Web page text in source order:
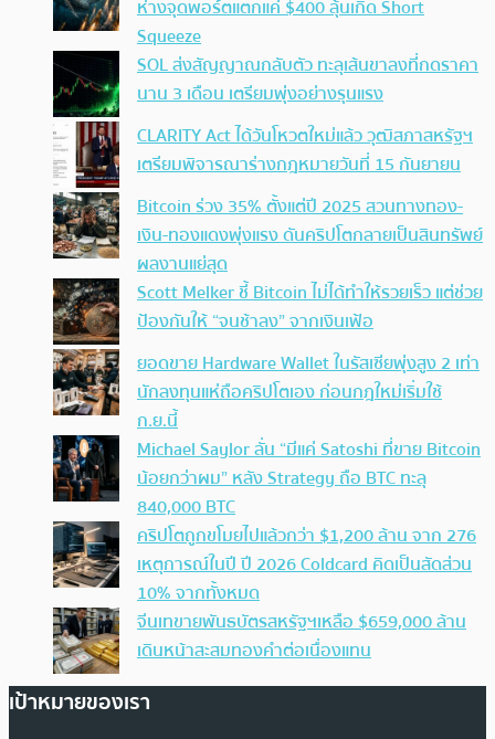
ห่างจุดพอร์ตแตกแค่ $400 ลุ้นเกิด Short
Squeeze
SOL ส่งสัญญาณกลับตัว ทะลุเส้นขาลงที่กดราคา
นาน 3 เดือน เตรียมพุ่งอย่างรุนแรง
CLARITY Act ได้วันโหวตใหม่แล้ว วุฒิสภาสหรัฐฯ
เตรียมพิจารณาร่างกฎหมายวันที่ 15 กันยายน
Bitcoin ร่วง 35% ตั้งแต่ปี 2025 สวนทางทอง-
เงิน-ทองแดงพุ่งแรง ดันคริปโตกลายเป็นสินทรัพย์
ผลงานแย่สุด
Scott Melker ชี้ Bitcoin ไม่ได้ทำให้รวยเร็ว แต่ช่วย
ป้องกันให้ “จนช้าลง” จากเงินเฟ้อ
ยอดขาย Hardware Wallet ในรัสเซียพุ่งสูง 2 เท่า
นักลงทุนแห่ถือคริปโตเอง ก่อนกฎใหม่เริ่มใช้
ก.ย.นี้
Michael Saylor ลั่น “มีแค่ Satoshi ที่ขาย Bitcoin
น้อยกว่าผม” หลัง Strategy ถือ BTC ทะลุ
840,000 BTC
คริปโตถูกขโมยไปแล้วกว่า $1,200 ล้าน จาก 276
เหตุการณ์ในปี ปี 2026 Coldcard คิดเป็นสัดส่วน
10% จากทั้งหมด
จีนเทขายพันธบัตรสหรัฐฯเหลือ $659,000 ล้าน
เดินหน้าสะสมทองคำต่อเนื่องแทน
เป้าหมายของเรา